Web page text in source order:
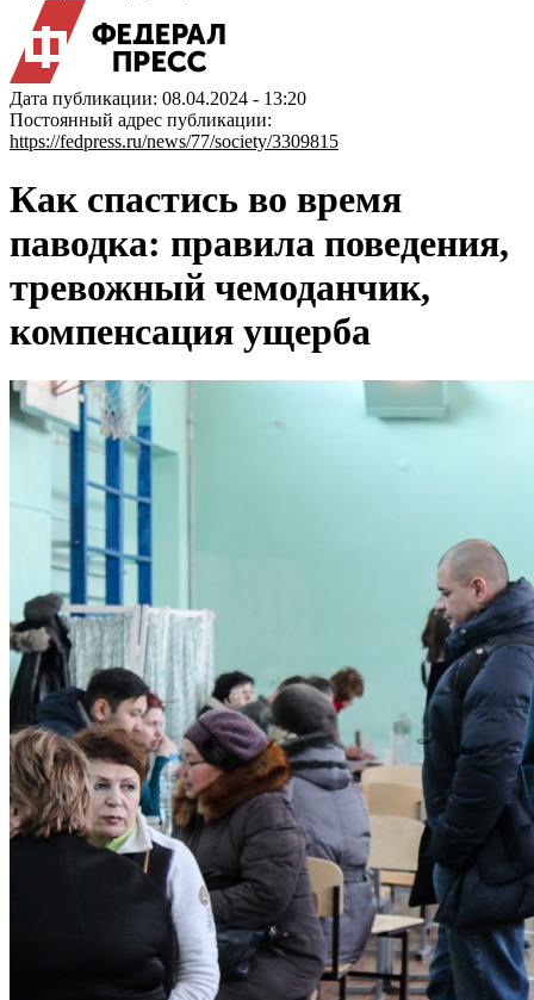
Дата публикации: 08.04.2024 - 13:20
Постоянный адрес публикации:
https://fedpress.ru/news/77/society/3309815
Как спастись во время
паводка: правила поведения,
тревожный чемоданчик,
компенсация ущерба